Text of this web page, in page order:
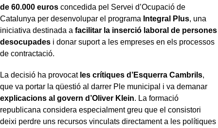
de 60.000 euros concedida pel Servei d’Ocupació de
Catalunya per desenvolupar el programa Integral Plus, una
iniciativa destinada a facilitar la inserció laboral de persones
desocupades i donar suport a les empreses en els processos
de contractació.
La decisió ha provocatles crítiques d’Esquerra Cambrils,
que va portar la qüestió al darrer Ple municipal i va demanar
explicacions al govern d’Oliver Klein. La formació
republicana considera especialment greu que el consistori
deixi perdre uns recursos vinculats directament a les polítiques